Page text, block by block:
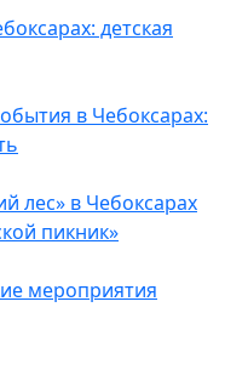
детская
в Чебоксарах:
лес» в Чебоксарах
пикник»
мероприятия